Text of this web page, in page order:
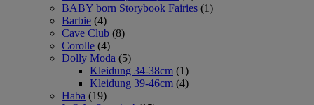
BABY born Storybook Fairies (1)
Barbie (4)
Cave Club (8)
Corolle (4)
Dolly Moda (5)
Kleidung 34-38cm (1)
Kleidung 39-46cm (4)
Haba (19)